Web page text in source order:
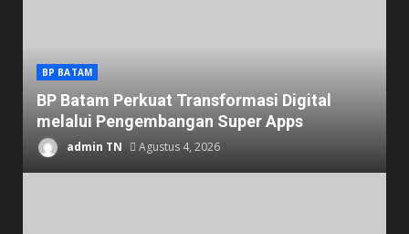
BP BATAM
BP Batam Perkuat Transformasi Digital
melalui Pengembangan Super Apps
admin TN Agustus 4, 2026